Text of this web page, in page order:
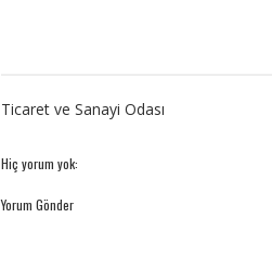
Ticaret ve Sanayi Odası
Hiç yorum yok:
Yorum Gönder